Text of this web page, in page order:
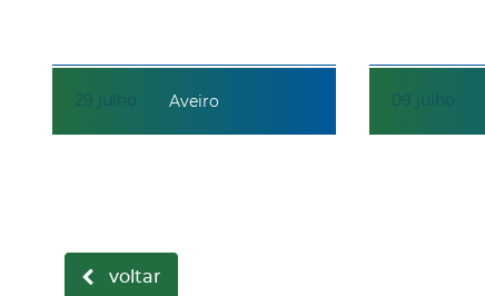
29 julho Aveiro 09 julho
voltar